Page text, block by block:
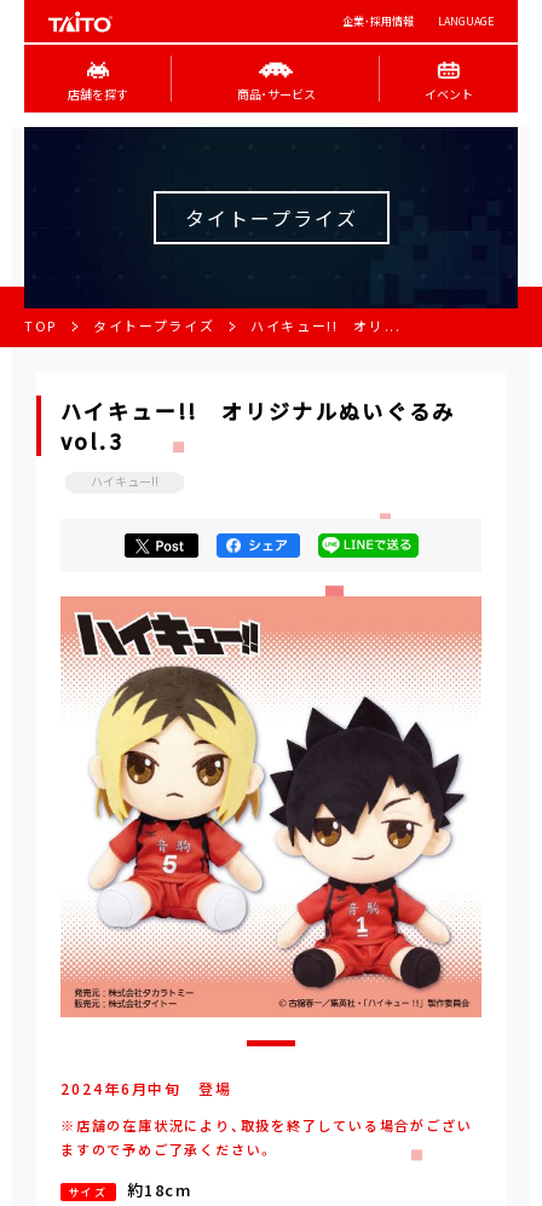
企業･採用情報 LANGUAGE
店舗を探す 商品･サービス イベント
タイトープライズ
TOP タイトープライズ ハイキュー!! オリ...
ハイキュー!! オリジナルぬいぐるみ
vol.3
ハイキュー!!
2024年6 月中旬 登場
※店舗の在庫状況により、取扱を終了している場合がござい
ますので予めご了承ください。
サイズ 約18cm